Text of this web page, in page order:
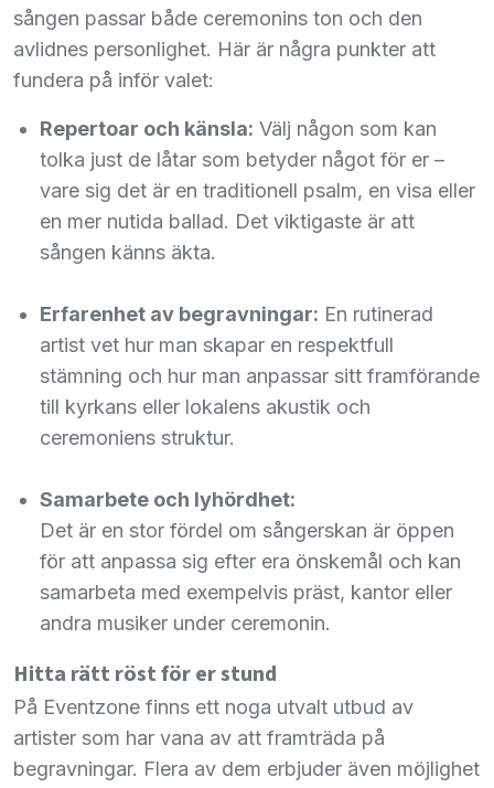
sången passar både ceremonins ton och den
avlidnes personlighet. Här är några punkter att
fundera på inför valet:
Repertoar och känsla: Välj någon som kan
tolka just de låtar som betyder något för er –
vare sig det är en traditionell psalm, en visa eller
en mer nutida ballad. Det viktigaste är att
sången känns äkta.
Erfarenhet av begravningar: En rutinerad
artist vet hur man skapar en respektfull
stämning och hur man anpassar sitt framförande
till kyrkans eller lokalens akustik och
ceremoniens struktur.
Samarbete och lyhördhet:
Det är en stor fördel om sångerskan är öppen
för att anpassa sig efter era önskemål och kan
samarbeta med exempelvis präst, kantor eller
andra musiker under ceremonin.
Hitta rätt röst för er stund
På Eventzone finns ett noga utvalt utbud av
artister som har vana av att framträda på
begravningar. Flera av dem erbjuder även möjlighet